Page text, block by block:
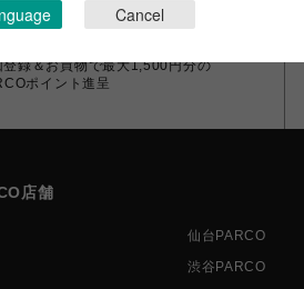
登録＆お買物で最大1,500円分の
ポイント進呈
店舗
仙台PARCO
渋谷PARCO
Cancel